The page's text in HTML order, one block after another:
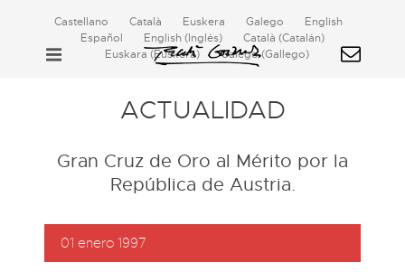
Castellano Català Euskera Galego
English
Español
English(Inglés) Català (Catalán)
Euskara (Euskera) Galego(Gallego)
ACTUALIDAD
Gran Cruz de Oro al Mérito por la
República de Austria.
01 enero 1997